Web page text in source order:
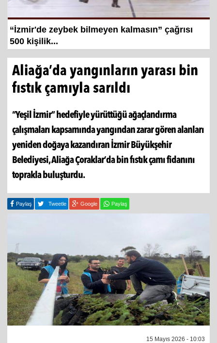
kalmasın” çağrısı
Hayat kurtaran baba,
Aliağa’da yangınların yarası bin
fıstık çamıyla sarıldı
“Yeşil İzmir” hedefiyle yürüttüğü ağaçlandırma
çalışmaları kapsamında yangından zarar gören alanları
yeniden doğaya kazandıran İzmir Büyükşehir
Belediyesi, Aliağa Çoraklar’da bin fıstık çamı fidanını
toprakla buluşturdu.
Paylaş Tweetle Google Paylaş
15 Mayıs 2026 - 10:03